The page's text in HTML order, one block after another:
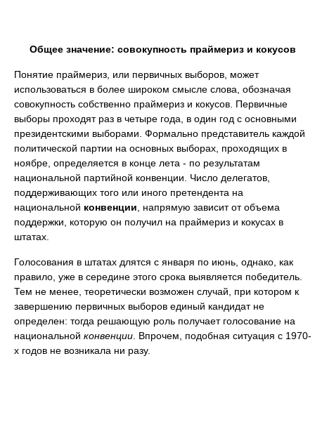
Общее значение: совокупность праймериз и кокусов
Понятие праймериз, или первичных выборов, может
использоваться в более широком смысле слова, обозначая
совокупность собственно праймериз и кокусов. Первичные
выборы проходят раз в четыре года, в один год с основными
президентскими выборами. Формально представитель каждой
политической партии на основных выборах, проходящих в
ноябре, определяется в конце лета - по результатам
национальной партийной конвенции. Число делегатов,
поддерживающих того или иного претендента на
национальной конвенции , напрямую зависит от объема
поддержки, которую он получил на праймериз и кокусах в
штатах.
Голосования в штатах длятся с января по июнь, однако, как
правило, уже в середине этого срока выявляется победитель.
Тем не менее, теоретически возможен случай, при котором к
завершению первичных выборов единый кандидат не
определен: тогда решающую роль получает голосование на
национальной конвенции . Впрочем, подобная ситуация с 1970-
х годов не возникала ни разу.